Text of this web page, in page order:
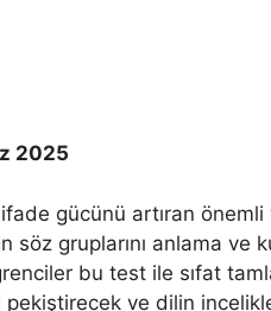
2025
gücünü artıran önemli
söz gruplarını anlama ve
bu test ile sıfat
ve dilin